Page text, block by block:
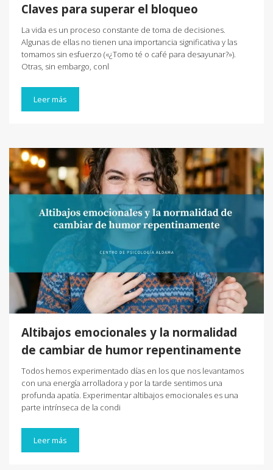
Claves para superar el bloqueo
La vida es un proceso constante de toma de decisiones.
Algunas de ellas no tienen una importancia significativa y las
tomamos sin esfuerzo («¿Tomo té o café para desayunar?»).
Otras, sin embargo, conl
Leer más
Altibajos emocionales y la normalidad
de cambiar de humor repentinamente
Todos hemos experimentado días en los que nos levantamos
con una energía arrolladora y por la tarde sentimos una
profunda apatía. Experimentar altibajos emocionales es una
parte intrínseca de la condi
Leer más